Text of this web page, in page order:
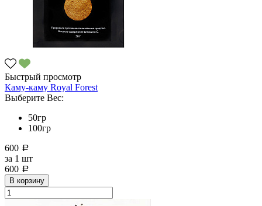
Быстрый просмотр
Каму-каму Royal Forest
Выберите Вес:
50гр
100гр
600 a
за 1 шт
600 a
В корзину